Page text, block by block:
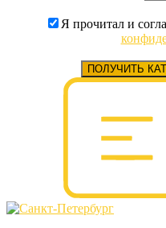
Я прочитал и
ПОЛУЧИТЬ